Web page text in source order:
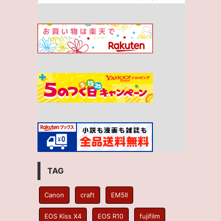
TAG
Canon craft EM5II
EOS Kiss X4 EOS R10 fujifilm